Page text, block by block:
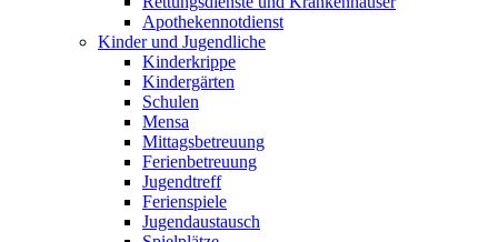
Apothekennotdienst
Kinder und Jugendliche
Kinderkrippe
Kindergärten
Schulen
Mensa
Mittagsbetreuung
Ferienbetreuung
Jugendtreff
Ferienspiele
Jugendaustausch